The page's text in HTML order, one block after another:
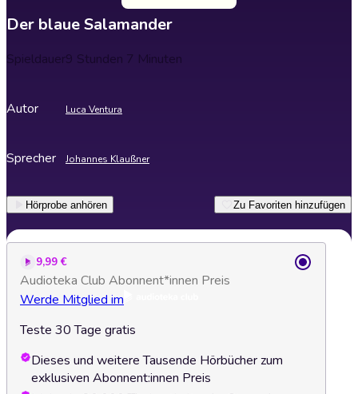
Der blaue Salamander
Spieldauer9 Stunden 7 Minuten
Autor Luca Ventura
Sprecher Johannes Klaußner
Hörprobe anhören Zu Favoriten hinzufügen
9,99 €
Audioteka Club Abonnent*innen Preis
Werde Mitglied im
Teste 30 Tage gratis
Dieses und weitere Tausende Hörbücher zum
exklusiven Abonnent:innen Preis